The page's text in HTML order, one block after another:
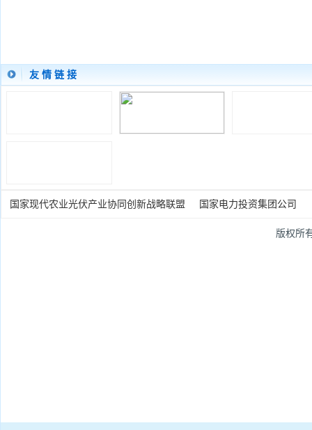
友 情 链 接
国家现代农业光伏产业协同创新战略联盟 国家电力投资集团公司
版权所